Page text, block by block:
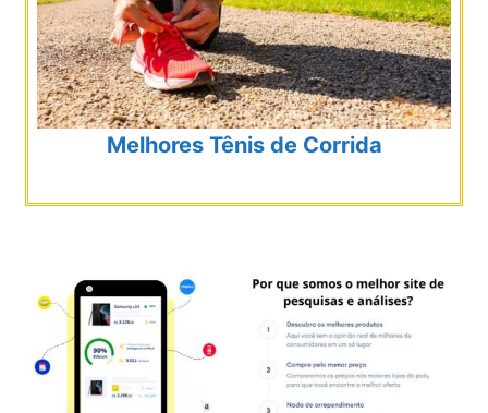
Melhores Tênis de Corrida